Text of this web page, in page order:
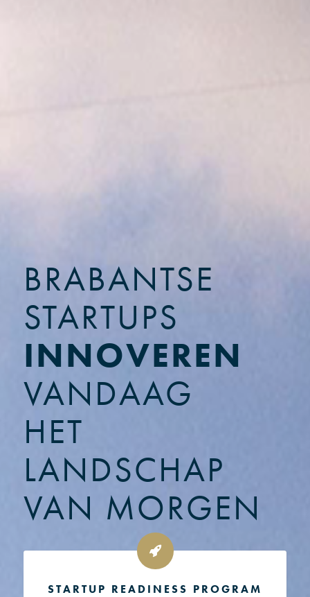
BRABANTSE
STARTUPS
INNOVEREN
VANDAAG
HET
LANDSCHAP
VAN MORGEN
STARTUP READINESS PROGRAM